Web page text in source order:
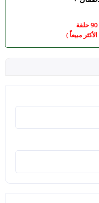
باقة نور الإسلام المجموعة الكامله اكثر من 90 حلقة
)